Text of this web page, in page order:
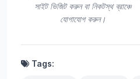
সাইট ভিজিট করুন বা নিকটস্থ ব্রাঞ্চে
যোগাযোগ করুন।
Tags: